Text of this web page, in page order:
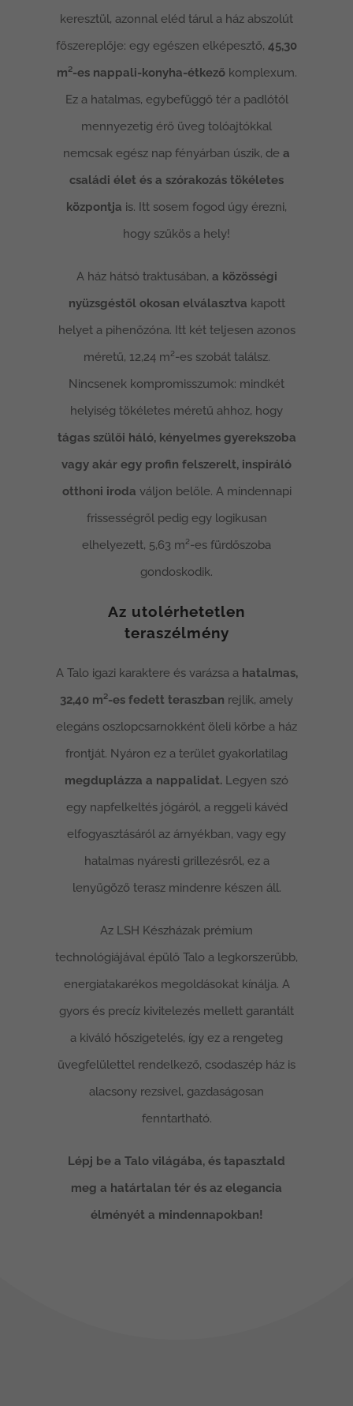
keresztül, azonnal eléd tárul a ház abszolút
főszereplője: egy egészen elképesztő, 45,30
m²-es nappali-konyha-étkezőkomplexum.
Ez a hatalmas, egybefüggő tér a padlótól
mennyezetig érő üveg tolóajtókkal
nemcsak egész nap fényárban úszik, de a
családi élet és a szórakozás tökéletes
központja is. Itt sosem fogod úgy érezni,
hogy szűkös a hely!
A ház hátsó traktusában, a közösségi
nyüzsgéstől okosan elválasztva kapott
helyet a pihenőzóna. Itt két teljesen azonos
méretű, 12,24 m²-es szobát találsz.
Nincsenek kompromisszumok: mindkét
helyiség tökéletes méretű ahhoz, hogy
tágas szülői háló, kényelmes gyerekszoba
vagy akár egy profin felszerelt, inspiráló
otthoni iroda váljon belőle. A mindennapi
frissességről pedig egy logikusan
elhelyezett, 5,63 m²-es fürdőszoba
gondoskodik.
Az utolérhetetlen
teraszélmény
A Talo igazi karaktere és varázsa a hatalmas,
32,40 m²-es fedett teraszban rejlik, amely
elegáns oszlopcsarnokként öleli körbe a ház
frontját. Nyáron ez a terület gyakorlatilag
megduplázza a nappalidat. Legyen szó
egy napfelkeltés jógáról, a reggeli kávéd
elfogyasztásáról az árnyékban, vagy egy
hatalmas nyáresti grillezésről, ez a
lenyűgöző terasz mindenre készen áll.
Az LSH Készházak prémium
technológiájával épülő Talo a legkorszerűbb,
energiatakarékos megoldásokat kínálja. A
gyors és precíz kivitelezés mellett garantált
a kiváló hőszigetelés, így ez a rengeteg
üvegfelülettel rendelkező, csodaszép ház is
alacsony rezsivel, gazdaságosan
fenntartható.
Lépj be a Talo világába, és tapasztald
meg a határtalan tér és az elegancia
élményét a mindennapokban!